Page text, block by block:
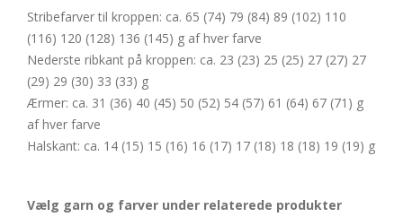
Stribefarver til kroppen: ca. 65 (74) 79 (84) 89 (102) 110
(116) 120 (128) 136 (145) g af hver farve
Nederste ribkant på kroppen: ca. 23 (23) 25 (25) 27 (27) 27
(29) 29 (30) 33 (33) g
Ærmer: ca. 31 (36) 40 (45) 50 (52) 54 (57) 61 (64) 67 (71) g
af hver farve
Halskant: ca. 14 (15) 15 (16) 16 (17) 17 (18) 18 (18) 19 (19) g
Vælg garn og farver under relaterede produkter